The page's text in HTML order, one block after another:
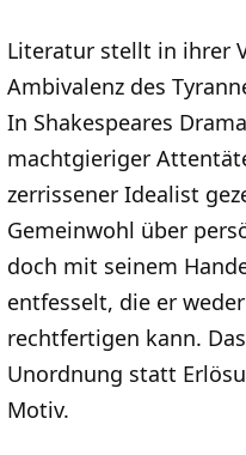
Literatur stellt in ihrer
Ambivalenz des
In Shakespeares
machtgieriger
zerrissener Idealist
Gemeinwohl über
doch mit seinem
entfesselt, die er
rechtfertigen kann.
Unordnung statt
Motiv.